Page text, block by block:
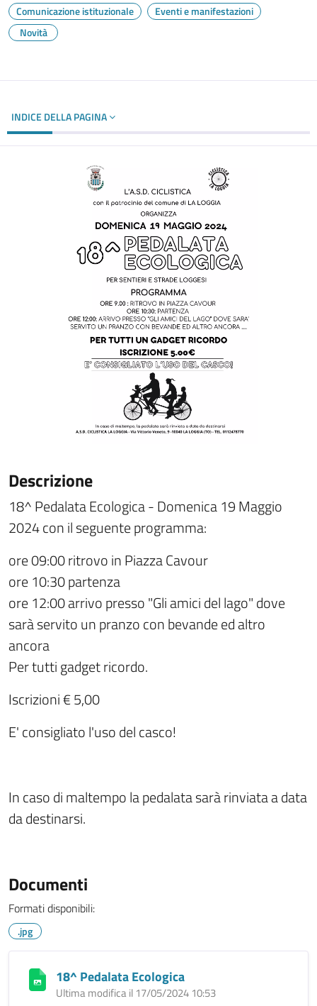
Comunicazione istituzionale
Eventi e manifestazioni
Novità
INDICE DELLA PAGINA
Descrizione
18^ Pedalata Ecologica - Domenica 19 Maggio
2024 con il seguente programma:
ore 09:00 ritrovo in Piazza Cavour
ore 10:30 partenza
ore 12:00 arrivo presso "Gli amici del lago" dove
sarà servito un pranzo con bevande ed altro
ancora
Per tutti gadget ricordo.
Iscrizioni € 5,00
E' consigliato l'uso del casco!
In caso di maltempo la pedalata sarà rinviata a data
da destinarsi.
Documenti
Formati disponibili:
.jpg
18^ Pedalata Ecologica
Ultima modifica il 17/05/2024 10:53